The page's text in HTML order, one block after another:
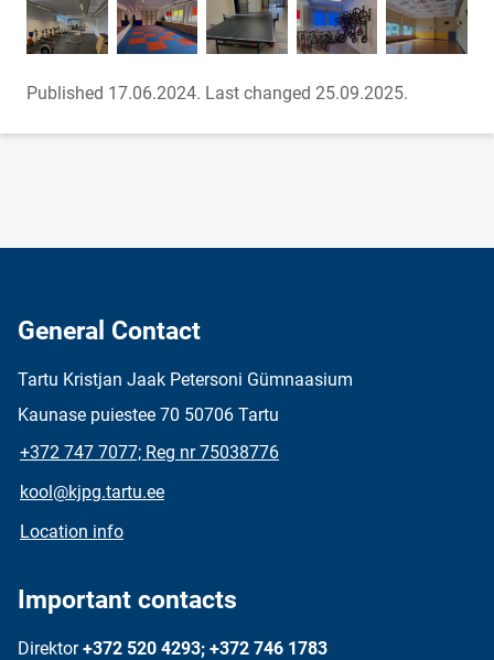
Published 17.06.2024. Last changed 25.09.2025.
General Contact
Tartu Kristjan Jaak Petersoni Gümnaasium
Kaunase puiestee 70 50706 Tartu
+372 747 7077; Reg nr 75038776
kool@kjpg.tartu.ee
Location info
Important contacts
Direktor +372 520 4293; +372 746 1783